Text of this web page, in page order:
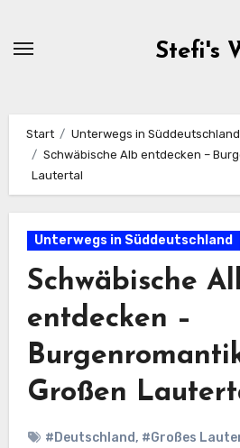
Stefi's
Start
Unterwegs in Süddeutschland
Schwäbische Alb entdecken –
Lautertal
Unterwegs in Süddeutschland
Schwäbische
entdecken –
Großen
#Deutschland, #Großes